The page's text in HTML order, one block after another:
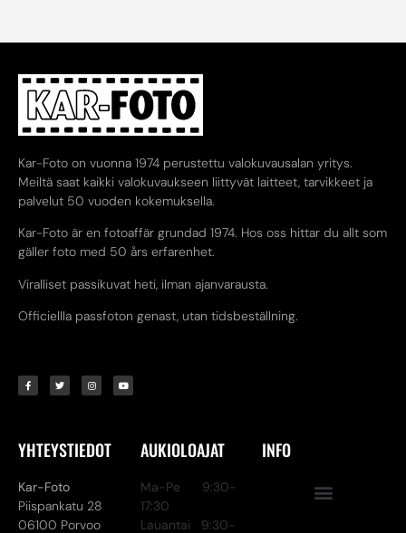
Kar-Foto on vuonna 1974 perustettu valokuvausalan yritys.
Meiltä saat kaikki valokuvaukseen liittyvät laitteet, tarvikkeet ja
palvelut 50 vuoden kokemuksella.
Kar-Foto är en fotoaffär grundad 1974. Hos oss hittar du allt som
gäller foto med 50 års erfarenhet.
Viralliset passikuvat heti, ilman ajanvarausta.
Officiellla passfoton genast, utan tidsbeställning.
YHTEYSTIEDOT
Kar-Foto
Piispankatu 28
06100 Porvoo
AUKIOLOAJAT
Ma-Pe 9:30-
17:30
Lauantai 9:30-
INFO